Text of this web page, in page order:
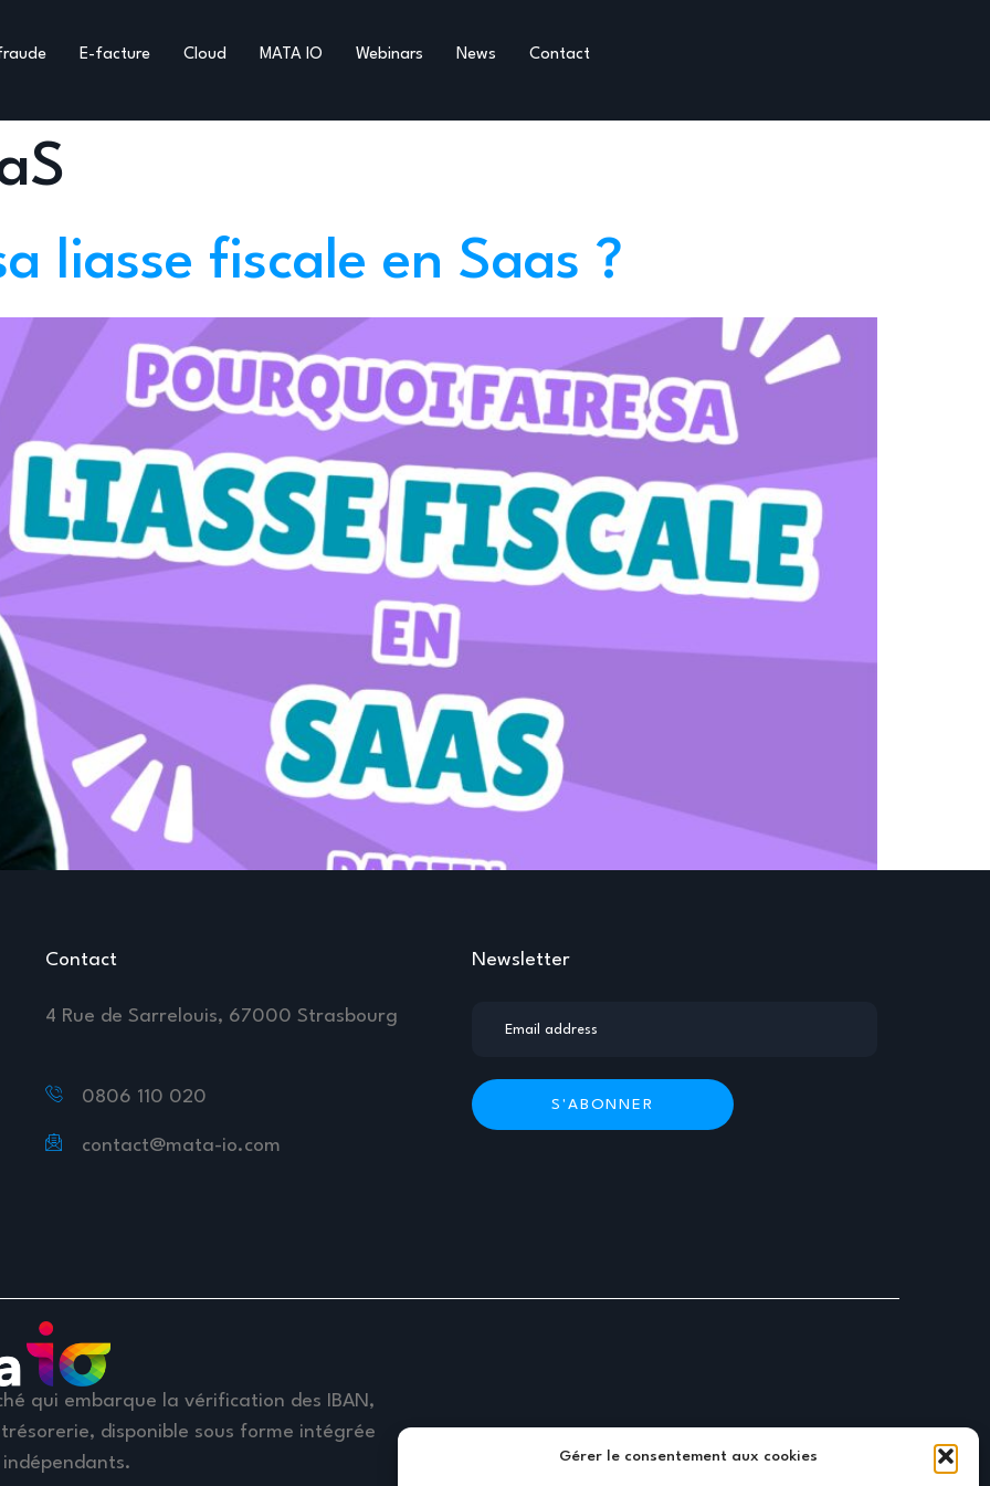
Gérer le consentement aux cookies
E-facture Cloud MATA IO Webinars News Contact
liasse fiscale en Saas ?
Contact
4 Rue de Sarrelouis, 67000 Strasbourg
0806 110 020
contact@mata-io.com
Newsletter
qui embarque la vérification des IBAN,
disponible sous forme intégrée